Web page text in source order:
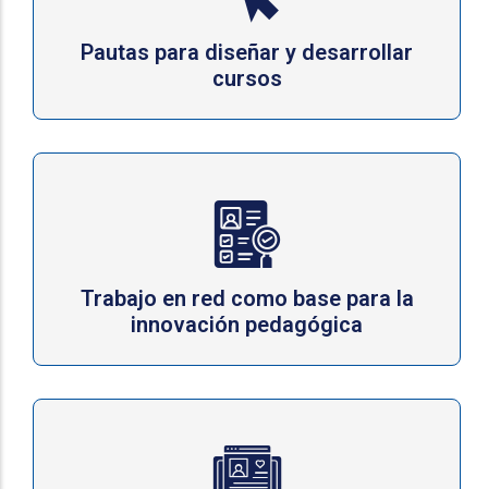
Pautas para diseñar y desarrollar
cursos
Trabajo en red como base para la
innovación pedagógica